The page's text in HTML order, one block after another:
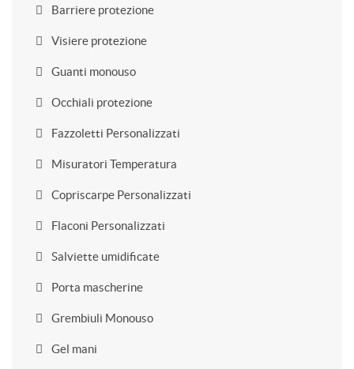
Barriere protezione
Visiere protezione
Guanti monouso
Occhiali protezione
Fazzoletti Personalizzati
Misuratori Temperatura
Copriscarpe Personalizzati
Flaconi Personalizzati
Salviette umidificate
Porta mascherine
Grembiuli Monouso
Gel mani